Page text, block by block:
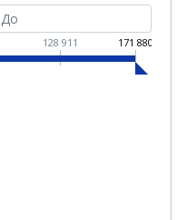
128 911 171 880